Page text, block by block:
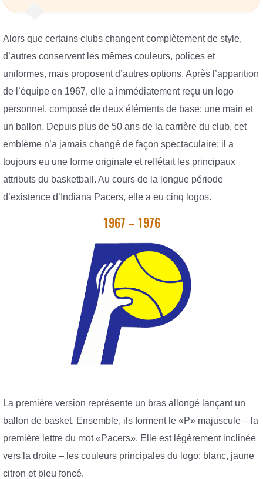
Alors que certains clubs changent complètement de style,
d’autres conservent les mêmes couleurs, polices et
uniformes, mais proposent d’autres options. Après l’apparition
de l’équipe en 1967, elle a immédiatement reçu un logo
personnel, composé de deux éléments de base: une main et
un ballon. Depuis plus de 50 ans de la carrière du club, cet
emblème n’a jamais changé de façon spectaculaire: il a
toujours eu une forme originale et reflétait les principaux
attributs du basketball. Au cours de la longue période
d’existence d’Indiana Pacers, elle a eu cinq logos.
1967 – 1976
La première version représente un bras allongé lançant un
ballon de basket. Ensemble, ils forment le «P» majuscule – la
première lettre du mot «Pacers». Elle est légèrement inclinée
vers la droite – les couleurs principales du logo: blanc, jaune
citron et bleu foncé.